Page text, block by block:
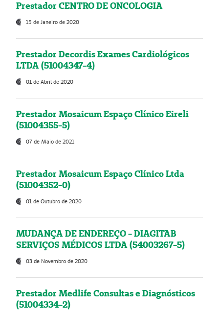
Prestador CENTRO DE ONCOLOGIA
15 de Janeiro de 2020
Prestador Decordis Exames Cardiológicos
LTDA (51004347-4)
01 de Abril de 2020
Prestador Mosaicum Espaço Clínico Eireli
(51004355-5)
07 de Maio de 2021
Prestador Mosaicum Espaço Clínico Ltda
(51004352-0)
01 de Outubro de 2020
MUDANÇA DE ENDEREÇO - DIAGITAB
SERVIÇOS MÉDICOS LTDA (54003267-5)
03 de Novembro de 2020
Prestador Medlife Consultas e Diagnósticos
(51004334-2)